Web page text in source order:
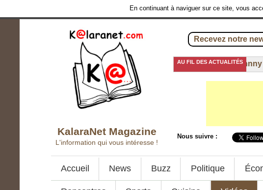
En continuant à naviguer sur ce site, vous
KalaraNet Magazine
L'information qui vous intéresse !
Recevez notre
AU FIL DES ACTUALITÉS
6 décembre 2017-Johnny
Nous suivre :
Accueil News Buzz Politique